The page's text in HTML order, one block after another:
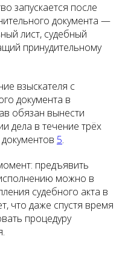
запускается после
документа —
лист, судебный
принудительному
взыскателя с
документа в
обязан вынести
дела в течение трёх
5.
предъявить
можно в
судебного акта в
что даже спустя время
процедуру